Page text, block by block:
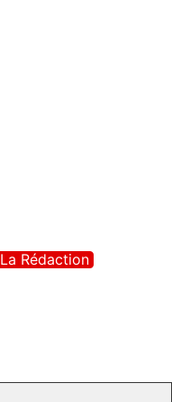
La Rédaction